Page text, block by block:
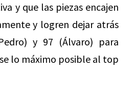
y que las piezas encajen
y logren dejar atrás
y 97 (Álvaro) para
lo máximo posible al top